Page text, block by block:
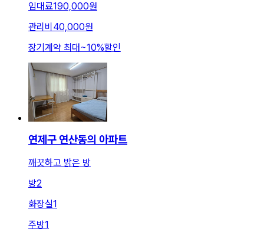
임대료190,000원
관리비 40,000원
장기계약 최대~10%할인
연제구 연산동의 아파트
깨끗하고 밝은 방
방2
화장실1
주방1